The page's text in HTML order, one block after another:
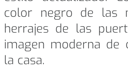
color negro de las
herrajes de las
imagen moderna de
la casa.